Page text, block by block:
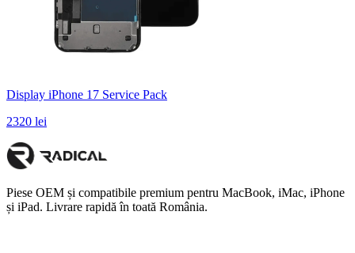
Display iPhone 17 Service Pack
2320 lei
Piese OEM și compatibile premium pentru MacBook, iMac, iPhone
și iPad. Livrare rapidă în toată România.